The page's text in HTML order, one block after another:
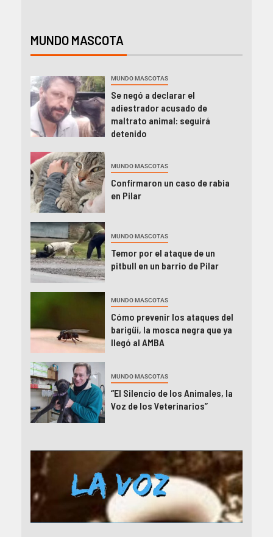
MUNDO MASCOTA
MUNDO MASCOTAS
Se negó a declarar el
adiestrador acusado de
maltrato animal: seguirá
detenido
MUNDO MASCOTAS
Confirmaron un caso de rabia
en Pilar
MUNDO MASCOTAS
Temor por el ataque de un
pitbull en un barrio de Pilar
MUNDO MASCOTAS
Cómo prevenir los ataques del
barigüí, la mosca negra que ya
llegó al AMBA
MUNDO MASCOTAS
“El Silencio de los Animales, la
Voz de los Veterinarios”